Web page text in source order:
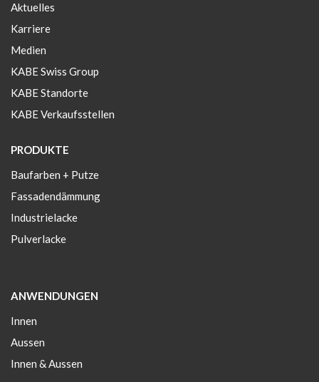
Aktuelles
Karriere
Medien
KABE Swiss Group
KABE Standorte
KABE Verkaufsstellen
PRODUKTE
Baufarben + Putze
Fassadendämmung
Industrielacke
Pulverlacke
ANWENDUNGEN
Innen
Aussen
Innen & Aussen